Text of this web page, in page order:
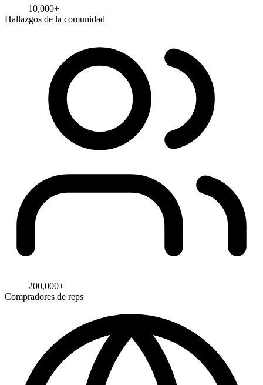
10,000+
Hallazgos de la comunidad
200,000+
Compradores de reps